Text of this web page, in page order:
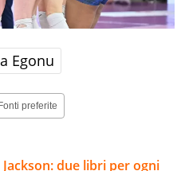
Egonu
preferite
due libri per ogni